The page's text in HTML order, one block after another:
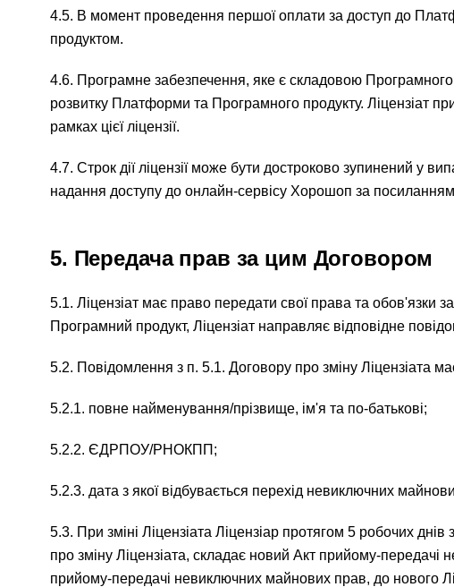
4.5. В момент проведення першої оплати за доступ до
продуктом.
4.6. Програмне забезпечення, яке є складовою
розвитку Платформи та Програмного продукту. Ліцензіат
рамках цієї ліцензії.
4.7. Строк дії ліцензії може бути достроково зупинений у
надання доступу до онлайн-сервісу Хорошоп за посиланням
5. Передача прав за цим Договором
5.1. Ліцензіат має право передати свої права та обов'язки
Програмний продукт, Ліцензіат направляє відповідне
5.2. Повідомлення з п. 5.1. Договору про зміну Ліцензіата
5.2.1. повне найменування/прізвище, ім'я та по-батькові;
5.2.2. ЄДРПОУ/РНОКПП;
5.2.3. дата з якої відбувається перехід невиключних
5.3. При зміні Ліцензіата Ліцензіар протягом 5 робочих
про зміну Ліцензіата, складає новий Акт прийому-
прийому-передачі невиключних майнових прав, до нового